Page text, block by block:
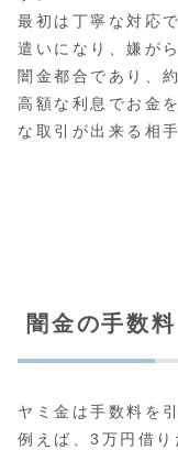
最初は丁寧な対応
遣いになり、嫌が
闇金都合であり、
高額な利息でお金
な取引が出来る相
闇金の手数料
ヤミ金は手数料を
例えば、3万円借